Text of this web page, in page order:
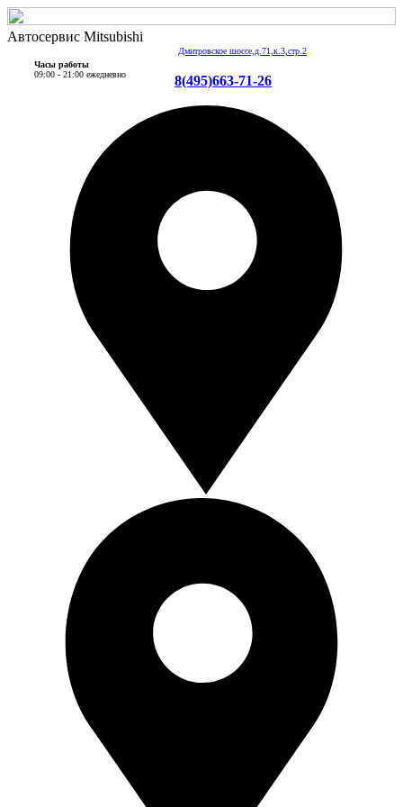
Автосервис Mitsubishi
Дмитровское шоссе,д.71,к.3,стр.2
Часы работы
09:00 - 21:00 ежедневно
8(495)663-71-26